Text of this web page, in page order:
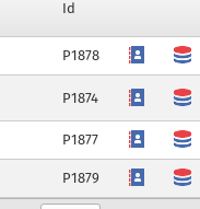
Id
P1878
P1874
P1877
P1879